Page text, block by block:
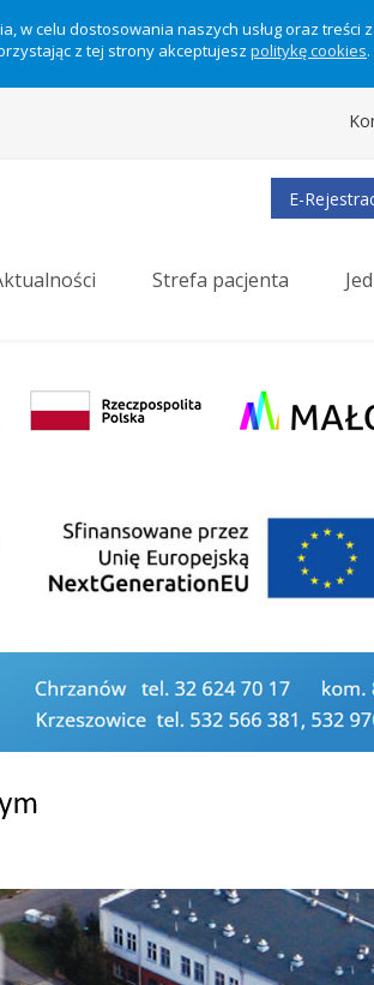
w celu dostosowania naszych usług oraz treści
z tej strony akceptujesz politykę cookies.
E-
Strefa pacjenta